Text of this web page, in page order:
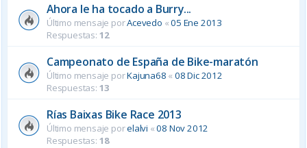
Ahora le ha tocado a Burry...
Último mensaje porAcevedo «05 Ene 2013
Respuestas: 12
Campeonato de España de Bike-maratón
Último mensaje porKajuna68 «08 Dic 2012
Respuestas: 13
Rías Baixas Bike Race 2013
Último mensaje porelalvi «08 Nov 2012
Respuestas: 18